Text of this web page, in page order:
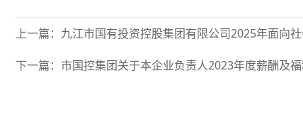
上一篇：九江市国有投资控股集团有限公司2025年面向
下一篇：市国控集团关于本企业负责人2023年度薪酬及